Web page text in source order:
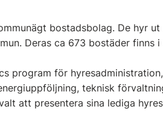
bostadsbolag. De hyr
Deras ca 673 bostäder finns
program för
teknisk
att presentera sina lediga